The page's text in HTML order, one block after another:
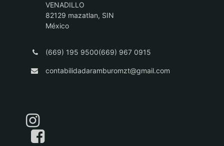
VENADILLO
82129 mazatlan, SIN
México
(669) 195 9500(669) 967 0915
contabilidadaramburomzt@gmail.com